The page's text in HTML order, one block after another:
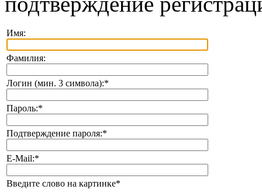
Имя:
Фамилия:
Логин (мин. 3 символа):*
Пароль:*
Подтверждение пароля:*
E-Mail:*
Введите слово на картинке*